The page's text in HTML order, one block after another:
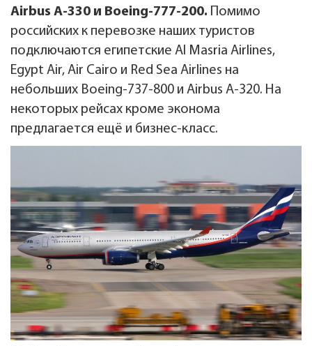
Airbus A-330 и Boeing-777-200. Помимо
российских к перевозке наших туристов
подключаются египетские Al Masria Airlines,
Egypt Air, Air Cairo и Red Sea Airlines на
небольших Boeing-737-800 и Airbus A-320. На
некоторых рейсах кроме эконома
предлагается ещё и бизнес-класс.